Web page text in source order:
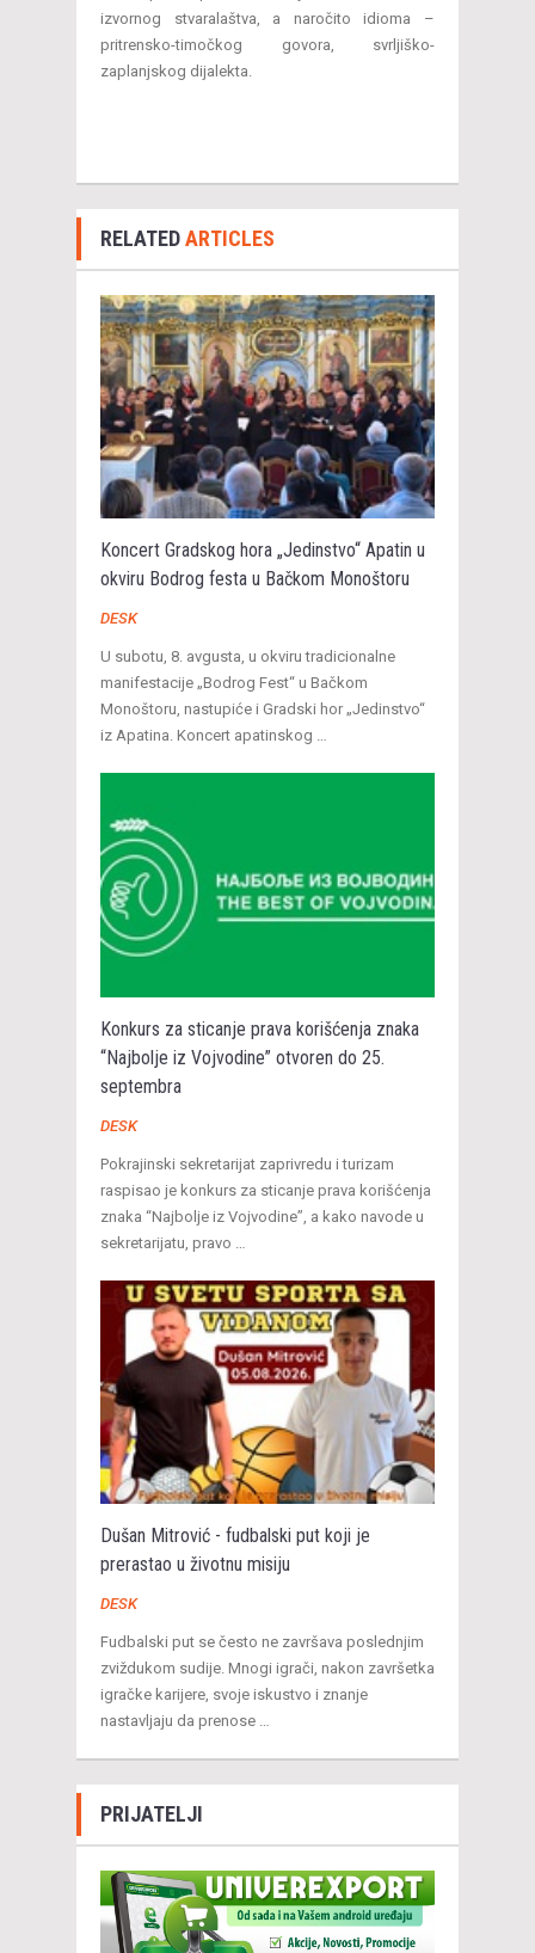
izvornog stvaralaštva, a naročito idioma –
pritrensko-timočkog govora, svrljiško-
zaplanjskog dijalekta.
RELATEDARTICLES
Koncert Gradskog hora „Jedinstvo“ Apatin u
okviru Bodrog festa u Bačkom Monoštoru
DESK
U subotu, 8. avgusta, u okviru tradicionalne
manifestacije „Bodrog Fest“ u Bačkom
Monoštoru, nastupiće i Gradski hor „Jedinstvo“
iz Apatina. Koncert apatinskog …
Konkurs za sticanje prava korišćenja znaka
“Najbolje iz Vojvodine” otvoren do 25.
septembra
DESK
Pokrajinski sekretarijat zaprivredu i turizam
raspisao je konkurs za sticanje prava korišćenja
znaka “Najbolje iz Vojvodine”, a kako navode u
sekretarijatu, pravo …
Dušan Mitrović - fudbalski put koji je
prerastao u životnu misiju
DESK
Fudbalski put se često ne završava poslednjim
zviždukom sudije. Mnogi igrači, nakon završetka
igračke karijere, svoje iskustvo i znanje
nastavljaju da prenose …
PRIJATELJI